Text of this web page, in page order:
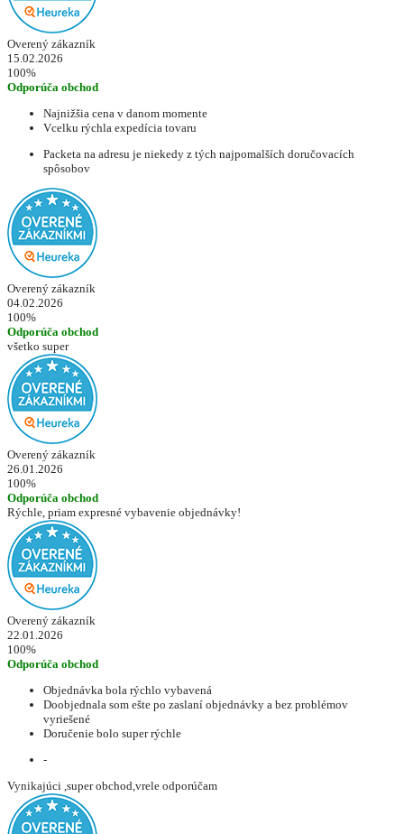
Overený zákazník
15.02.2026
100%
Odporúča obchod
Najnižšia cena v danom momente
Vcelku rýchla expedícia tovaru
Packeta na adresu je niekedy z tých najpomalších doručovacích
spôsobov
Overený zákazník
04.02.2026
100%
Odporúča obchod
všetko super
Overený zákazník
26.01.2026
100%
Odporúča obchod
Rýchle, priam expresné vybavenie objednávky!
Overený zákazník
22.01.2026
100%
Odporúča obchod
Objednávka bola rýchlo vybavená
Doobjednala som ešte po zaslaní objednávky a bez problémov
vyriešené
Doručenie bolo super rýchle
-
Vynikajúci ,super obchod,vrele odporúčam